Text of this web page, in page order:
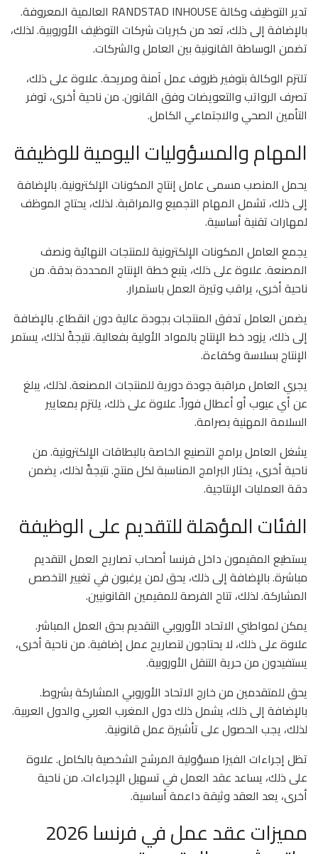
تدير التوظيف وكالة RANDSTAD INHOUSE العالمية المعروفة.
بالإضافة إلى ذلك، تعد من كبريات شركات التوظيف الأوروبية. لذلك،
تضمن الوساطة القانونية بين العامل والشركات.
تلتزم الوكالة بتوفير ظروف عمل آمنة ومريحة. علاوة على ذلك،
تصرف الرواتب والتعويضات وفق القانون. من ناحية أخرى، توفر
التأمين الصحي والاجتماعي الكامل.
المهام والمسؤوليات اليومية للوظيفة
يحمل المنصب مسمى عامل إنتاج المكونات الإلكترونية. بالإضافة
إلى ذلك، تشمل المهام التجميع والمراقبة. لذلك، يحتاج الموظف
لمهارات تقنية أساسية.
يجمع العامل المكونات الإلكترونية للمنتجات النهائية ونصف
المصنعة. علاوة على ذلك، يتبع خطة الإنتاج المحددة بدقة. من
ناحية أخرى، يراقب وتيرة العمل باستمرار.
يضمن العامل تدفق المنتجات بجودة عالية دون انقطاع. بالإضافة
إلى ذلك، يزود خط الإنتاج بالمواد الأولية بفعالية. نتيجةً لذلك، يستمر
الإنتاج بسلاسة وكفاءة.
يجري العامل مراقبة جودة دورية للمنتجات المصنعة. لذلك، يبلغ
عن أي عيوب أو أعطال فوراً. علاوة على ذلك، يلتزم بمعايير
السلامة المهنية بصرامة.
يشغل العامل برامج التصنيع الخاصة بالبطاقات الإلكترونية. من
ناحية أخرى، يختار البرامج المناسبة لكل منتج. نتيجةً لذلك، يضمن
دقة العمليات الإنتاجية.
الفئات المؤهلة للتقديم على الوظيفة
يستطيع المقيمون داخل فرنسا أصحاب تصاريح العمل التقديم
مباشرة. بالإضافة إلى ذلك، يحق لمن يرغبون في تغيير التخصص
المشاركة. لذلك، تتاح الفرصة للمقيمين القانونيين.
يمكن لمواطني الاتحاد الأوروبي التقديم بحق العمل المباشر.
علاوة على ذلك، لا يحتاجون لتصاريح عمل إضافية. من ناحية أخرى،
يستفيدون من حرية التنقل الأوروبية.
يحق للمتقدمين من خارج الاتحاد الأوروبي المشاركة بشروط.
بالإضافة إلى ذلك، يشمل ذلك دول المغرب العربي والدول العربية.
لذلك، يجب الحصول على تأشيرة عمل قانونية.
تظل إجراءات الفيزا مسؤولية المرشح الشخصية بالكامل. علاوة
على ذلك، يساعد عقد العمل في تسهيل الإجراءات. من ناحية
أخرى، يعد العقد وثيقة داعمة أساسية.
مميزات عقد عمل في فرنسا 2026